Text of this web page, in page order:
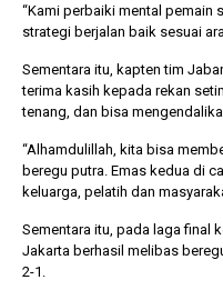
“Kami perbaiki mental pemain
strategi berjalan baik sesuai
Sementara itu, kapten tim
terima kasih kepada rekan
tenang, dan bisa
“Alhamdulillah, kita bisa
beregu putra. Emas kedua di
keluarga, pelatih dan
Sementara itu, pada laga final
Jakarta berhasil melibas
2-1.